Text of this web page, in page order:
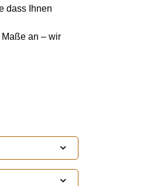
dass Ihnen
an – wir